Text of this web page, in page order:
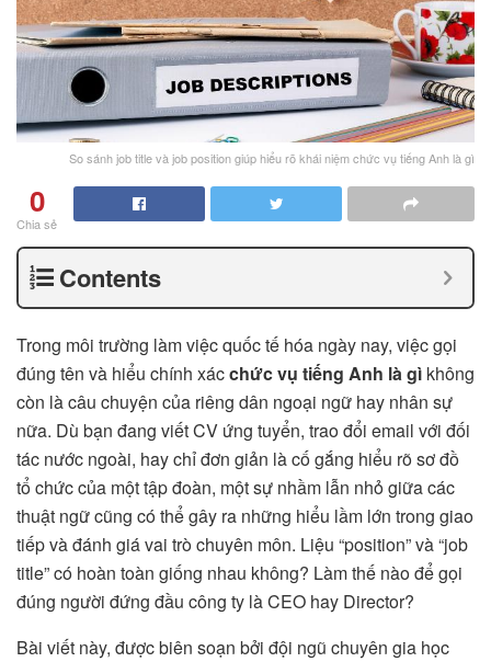
So sánh job title và job position giúp hiểu rõ khái niệm chức vụ tiếng Anh là gì
0
Chia sẻ
Contents
Trong môi trường làm việc quốc tế hóa ngày nay, việc gọi
đúng tên và hiểu chính xácchức vụ tiếng Anh là gì không
còn là câu chuyện của riêng dân ngoại ngữ hay nhân sự
nữa. Dù bạn đang viết CV ứng tuyển, trao đổi email với đối
tác nước ngoài, hay chỉ đơn giản là cố gắng hiểu rõ sơ đồ
tổ chức của một tập đoàn, một sự nhầm lẫn nhỏ giữa các
thuật ngữ cũng có thể gây ra những hiểu lầm lớn trong giao
tiếp và đánh giá vai trò chuyên môn. Liệu “position” và “job
title” có hoàn toàn giống nhau không? Làm thế nào để gọi
đúng người đứng đầu công ty là CEO hay Director?
Bài viết này, được biên soạn bởi đội ngũ chuyên gia học